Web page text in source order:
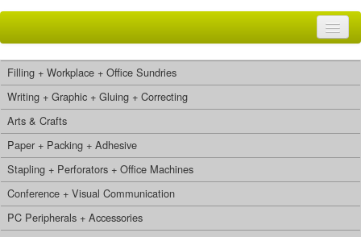
BRANDS
CONTACT US
Search
Filling + Workplace + Office Sundries
Writing + Graphic + Gluing + Correcting
Arts & Crafts
Paper + Packing + Adhesive
Stapling + Perforators + Office Machines
Conference + Visual Communication
PC Peripherals + Accessories